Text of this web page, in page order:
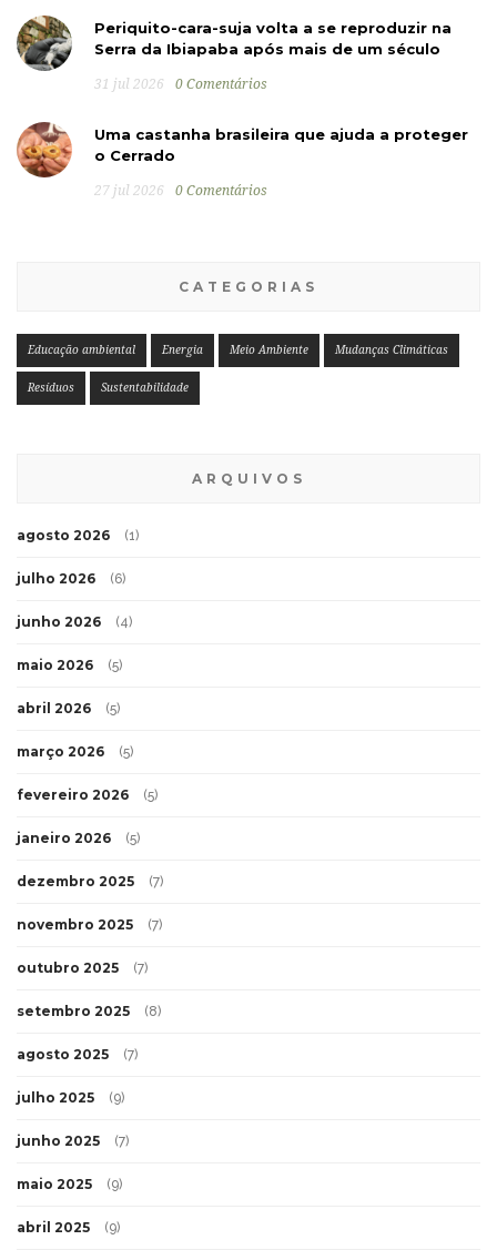
Periquito-cara-suja volta a se reproduzir na
Serra da Ibiapaba após mais de um século
31 jul 2026 0 Comentários
Uma castanha brasileira que ajuda a proteger
o Cerrado
27 jul 2026 0 Comentários
CATEGORIAS
Educação ambiental Energia Meio Ambiente Mudanças Climáticas
Resíduos Sustentabilidade
ARQUIVOS
agosto 2026 (1)
julho 2026 (6)
junho 2026 (4)
maio 2026 (5)
abril 2026 (5)
março 2026 (5)
fevereiro 2026 (5)
janeiro 2026 (5)
dezembro 2025 (7)
novembro 2025 (7)
outubro 2025 (7)
setembro 2025 (8)
agosto 2025 (7)
julho 2025 (9)
junho 2025 (7)
maio 2025 (9)
abril 2025 (9)